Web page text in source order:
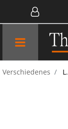
Open
Verschiedenes